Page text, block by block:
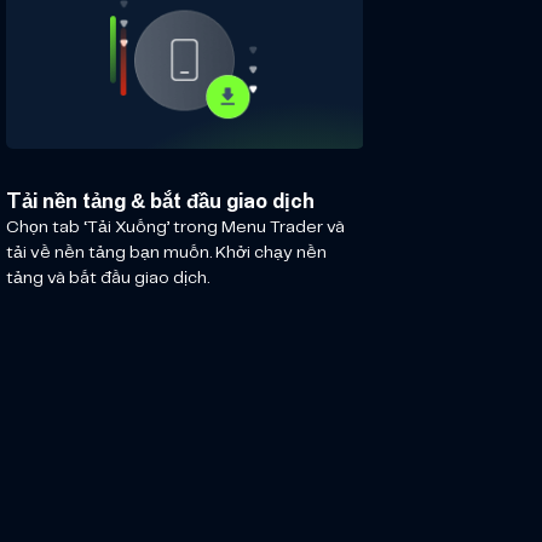
Tải nền tảng & bắt đầu giao dịch
Chọn tab ‘Tải Xuống’ trong Menu Trader và
tải về nền tảng bạn muốn. Khởi chạy nền
tảng và bắt đầu giao dịch.